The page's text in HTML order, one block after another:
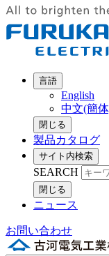
言語
English
中文(簡
閉じる
製品カタログ
サイト内検索
SEARCH
閉じる
ニュース
お問い合わせ